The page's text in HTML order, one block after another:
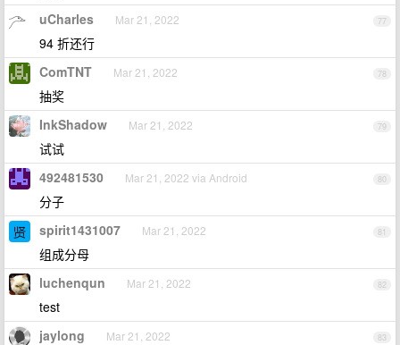
77
uCharles Mar 21, 2022
94 折还行
78
ComTNT Mar 21, 2022
抽奖
79
InkShadow Mar 21, 2022
试试
80
492481530 Mar 21, 2022 via Android
分子
81
spirit1431007 Mar 21, 2022
组成分母
82
luchenqun Mar 21, 2022
test
83
jaylong Mar 21, 2022